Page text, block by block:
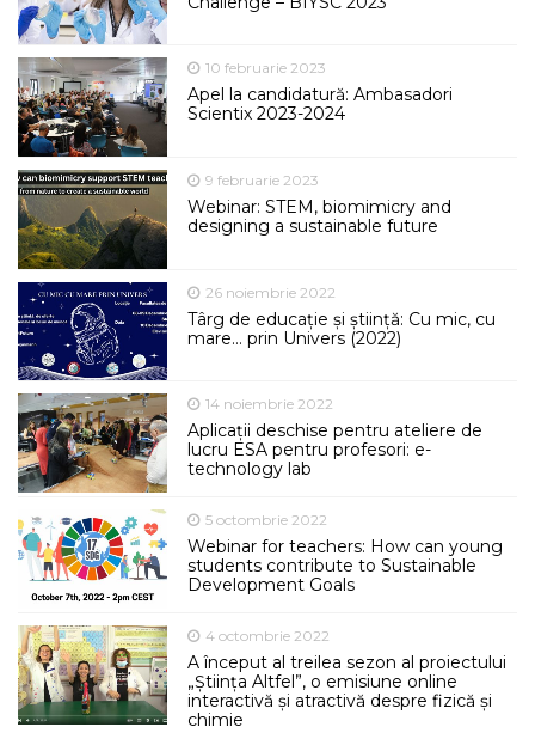
10 februarie 2023
Apel la candidatură: Ambasadori
Scientix 2023-2024
9 februarie 2023
Webinar: STEM, biomimicry and
designing a sustainable future
26 noiembrie 2022
Târg de educație și știință: Cu mic, cu
mare… prin Univers (2022)
14 noiembrie 2022
Aplicații deschise pentru ateliere de
lucru ESA pentru profesori: e-
technology lab
5 octombrie 2022
Webinar for teachers: How can young
students contribute to Sustainable
Development Goals
4 octombrie 2022
A început al treilea sezon al proiectului
„Știința Altfel”, o emisiune online
interactivă și atractivă despre fizică și
chimie